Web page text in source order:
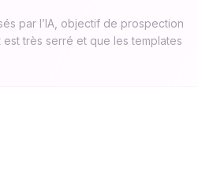
par l’IA, objectif de prospection
très serré et que les templates